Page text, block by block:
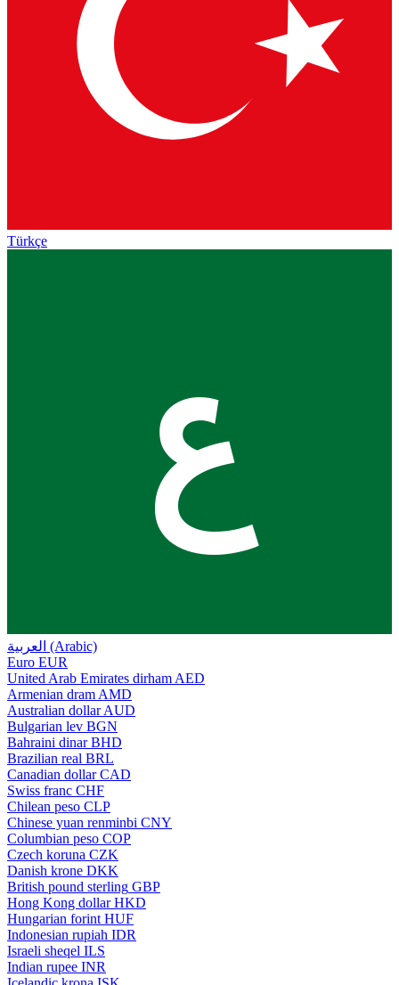
Türkçe
ع
العربية (Arabic)
Euro EUR
United Arab Emirates dirham AED
Armenian dram AMD
Australian dollar AUD
Bulgarian lev BGN
Bahraini dinar BHD
Brazilian real BRL
Canadian dollar CAD
Swiss franc CHF
Chilean peso CLP
Chinese yuan renminbi CNY
Columbian peso COP
Czech koruna CZK
Danish krone DKK
British pound sterling GBP
Hong Kong dollar HKD
Hungarian forint HUF
Indonesian rupiah IDR
Israeli sheqel ILS
Indian rupee INR